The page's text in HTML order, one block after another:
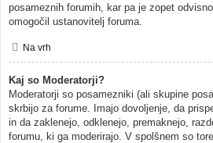
posameznih forumih, kar pa je zopet
omogočil ustanovitelj foruma.
Na vrh
Kaj so Moderatorji?
Moderatorji so posamezniki (ali skupine
skrbijo za forume. Imajo dovoljenje, da
in da zaklenejo, odklenejo, premaknejo,
forumu, ki ga moderirajo. V spolšnem so